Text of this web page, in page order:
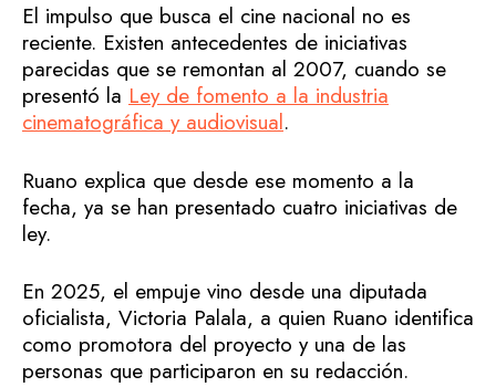
El impulso que busca el cine nacional no es
reciente. Existen antecedentes de iniciativas
parecidas que se remontan al 2007, cuando se
presentó la Ley de fomento a la industria
cinematográfica y audiovisual.
Ruano explica que desde ese momento a la
fecha, ya se han presentado cuatro iniciativas de
ley.
En 2025, el empuje vino desde una diputada
oficialista, Victoria Palala, a quien Ruano identifica
como promotora del proyecto y una de las
personas que participaron en su redacción.